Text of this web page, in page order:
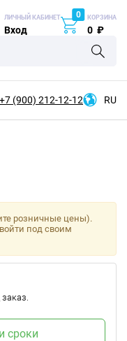
ЛИЧНЫЙ КАБИНЕТ
Вход
0 КОРЗИНА
0 ₽
+7 (900) 212-12-12 RU
розничные цены).
под своим
сроки